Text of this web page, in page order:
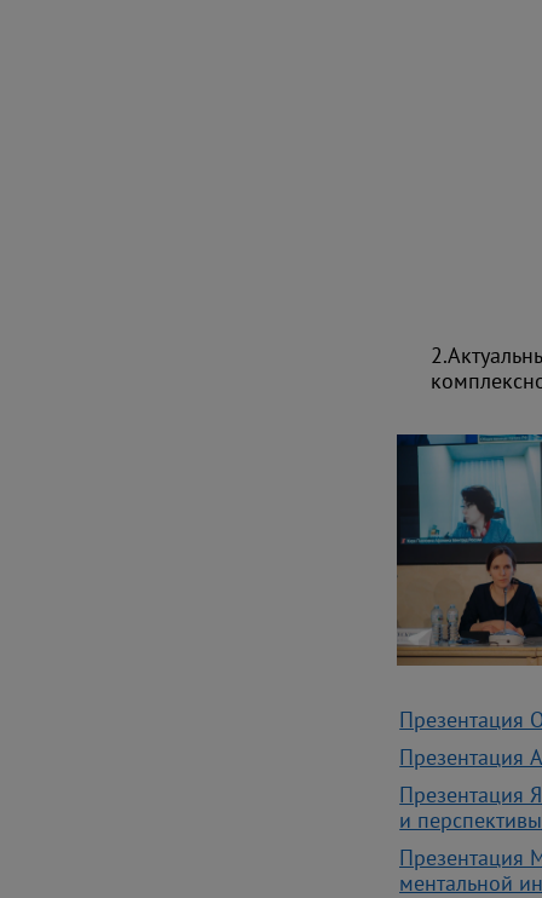
Презентация
Презентация
Презентация
и
Презентация
ментальной